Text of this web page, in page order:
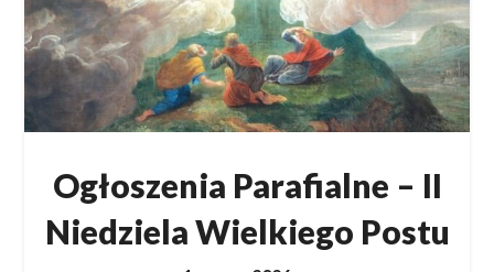
Ogłoszenia Parafialne – II
Niedziela Wielkiego Postu